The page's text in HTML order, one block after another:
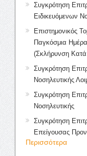
Συγκρότηση
Ειδικευόμενων
Επιστημονικός
Παγκόσμια
(Σκλήρυνση
Συγκρότηση
Νοσηλευτικής
Συγκρότηση
Νοσηλευτικής
Συγκρότηση
Επείγουσας
Περισσότερα